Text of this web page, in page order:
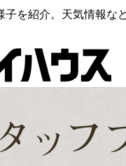
子を紹介。天気情報な